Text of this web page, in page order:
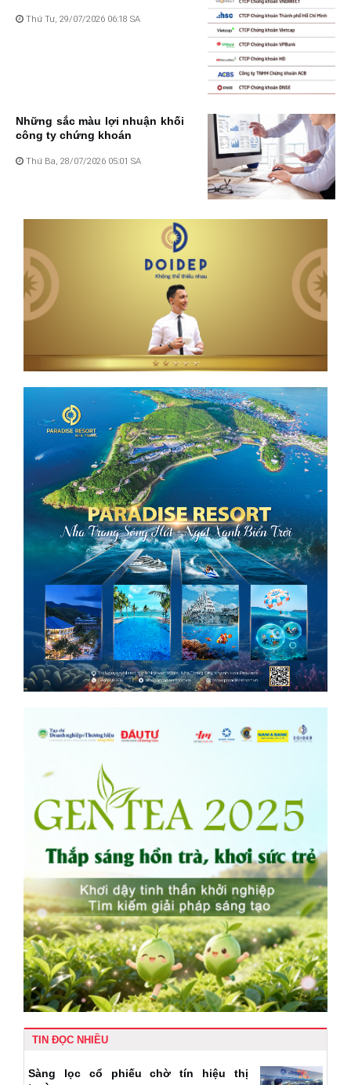
Thứ Tư, 29/07/2026 06:18 SA
Những sắc màu lợi nhuận khối
công ty chứng khoán
Thứ Ba, 28/07/2026 05:01 SA
TIN ĐỌC NHIỀU
Sàng lọc cổ phiếu chờ tín hiệu thị